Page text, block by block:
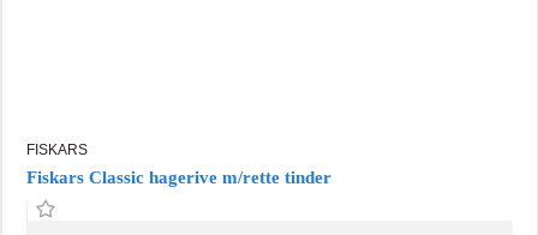
FISKARS
Fiskars Classic hagerive m/rette tinder